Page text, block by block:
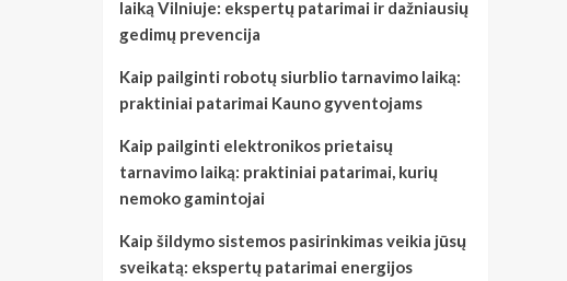
laiką Vilniuje: ekspertų patarimai ir dažniausių
gedimų prevencija
Kaip pailginti robotų siurblio tarnavimo laiką:
praktiniai patarimai Kauno gyventojams
Kaip pailginti elektronikos prietaisų
tarnavimo laiką: praktiniai patarimai, kurių
nemoko gamintojai
Kaip šildymo sistemos pasirinkimas veikia jūsų
sveikatą: ekspertų patarimai energijos